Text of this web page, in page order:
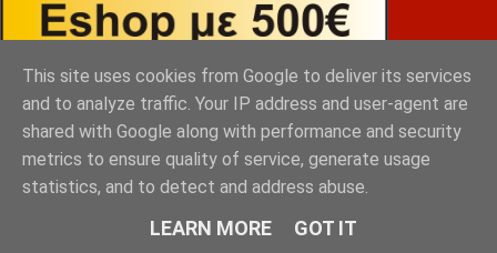
This site uses cookies from Google to deliver its services
and to analyze traffic. Your IP address and user-agent are
shared with Google along with performance and security
metrics to ensure quality of service, generate usage
statistics, and to detect and address abuse.
LEARN MORE GOT IT